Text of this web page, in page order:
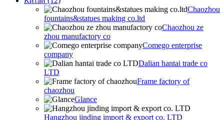
Chaozhou
fountains&statues making co.ltd
Chaozhou ze
zhou manufactory co
Comego enterprise
company
Dalian hantai trade co
LTD
Frame factory of
chaozhou
Glance
Hangzhou jinding import & export co. LTD